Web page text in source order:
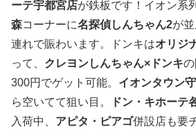
ーテ宇都宮店が鉄板です！イオン系
森コーナーに名探偵しんちゃん2が
連れで賑わいます。ドンキはオリジ
って、 クレヨンしんちゃん×ドンキ
300円でゲット可能。 イオンタウン
ら空いてて狙い目。
ドン・キホーテ
入荷中、 アピタ・ピアゴ併設店も要